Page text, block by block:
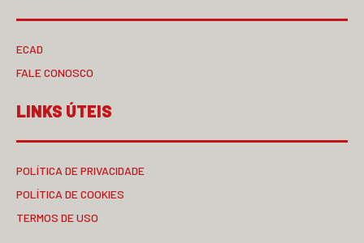
ECAD
FALE CONOSCO
LINKS ÚTEIS
POLÍTICA DE PRIVACIDADE
POLÍTICA DE COOKIES
TERMOS DE USO